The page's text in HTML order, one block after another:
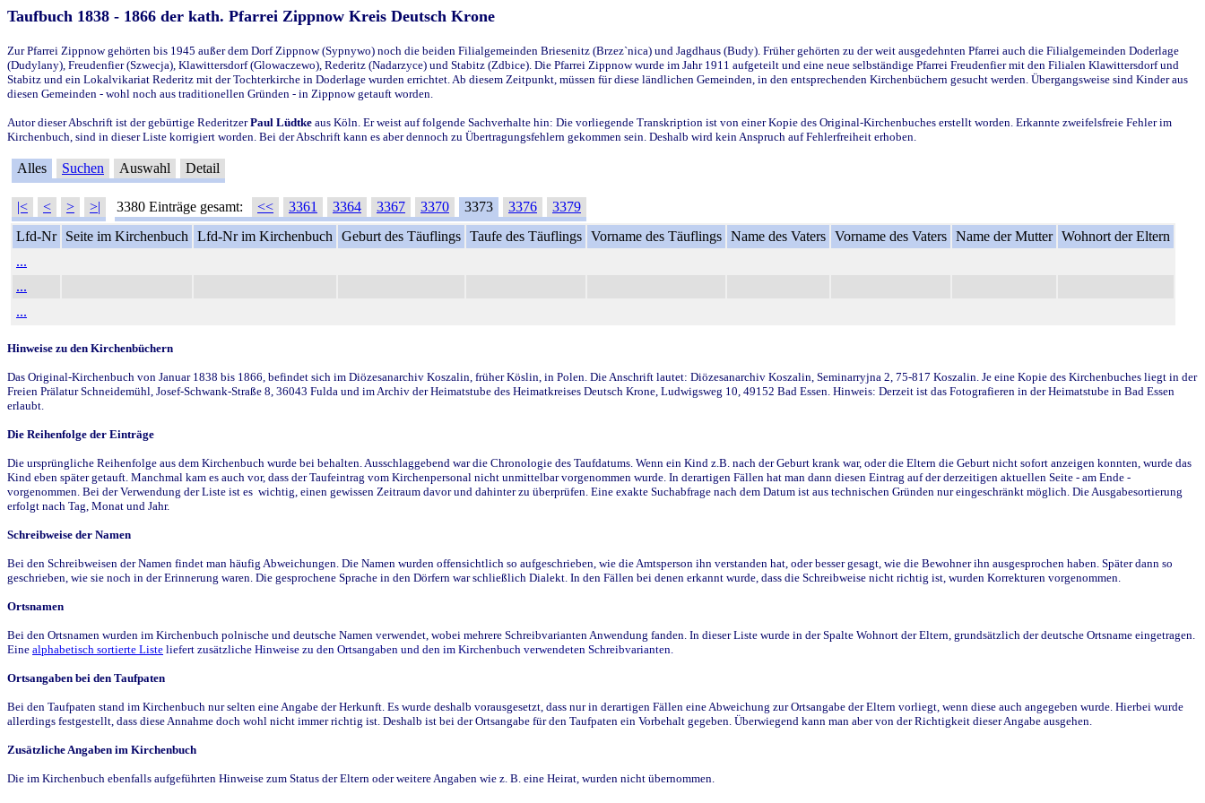
Taufbuch 1838 - 1866 der kath. Pfarrei Zippnow Kreis Deutsch Krone
Zur Pfarrei Zippnow gehörten bis 1945 außer dem Dorf Zippnow (Sypnywo) noch die beiden Filialgemeinden Briesenitz (Brzez`nica) und Jagdhaus (Budy). Früher gehörten zu der weit ausgedehnten Pfarrei auch die Filialgemeinden Doderlage
(Dudylany), Freudenfier (Szwecja), Klawittersdorf (Glowaczewo), Rederitz (Nadarzyce) und Stabitz (Zdbice). Die Pfarrei Zippnow wurde im Jahr 1911 aufgeteilt und eine neue selbständige Pfarrei Freudenfier mit den Filialen Klawittersdorf und
Stabitz und ein Lokalvikariat Rederitz mit der Tochterkirche in Doderlage wurden errichtet. Ab diesem Zeitpunkt, müssen für diese ländlichen Gemeinden, in den entsprechenden Kirchenbüchern gesucht werden. Übergangsweise sind Kinder aus
diesen Gemeinden - wohl noch aus traditionellen Gründen - in Zippnow getauft worden.
Autor dieser Abschrift ist der gebürtige RederitzerPaul Lüdtke aus Köln. Er weist auf folgende Sachverhalte hin: Die vorliegende Transkription ist von einer Kopie des Original-Kirchenbuches erstellt worden. Erkannte zweifelsfreie Fehler im
Kirchenbuch, sind in dieser Liste korrigiert worden. Bei der Abschrift kann es aber dennoch zu Übertragungsfehlern gekommen sein. Deshalb wird kein Anspruch auf Fehlerfreiheit erhoben.
Alles Suchen Auswahl Detail
|< < > >| 3380 Einträge gesamt: << 3361 3364 3367 3370 3373 3376
3379
Lfd-Nr
Seite im Kirchenbuch Lfd-Nr im Kirchenbuch Geburt des Täuflings Taufe des Täuflings Vorname des Täuflings Name des Vaters Vorname des Vaters Name der Mutter Wohnort der Eltern
...
...
...
Hinweise zu den Kirchenbüchern
Das Original-Kirchenbuch von Januar 1838 bis 1866, befindet sich im Diözesanarchiv Koszalin, früher Köslin, in Polen. Die Anschrift lautet: Diözesanarchiv Koszalin, Seminarryjna 2, 75-817 Koszalin. Je eine Kopie des Kirchenbuches liegt in der
Freien Prälatur Schneidemühl, Josef-Schwank-Straße 8, 36043 Fulda und im Archiv der Heimatstube des Heimatkreises Deutsch Krone, Ludwigsweg 10, 49152 Bad Essen. Hinweis: Derzeit ist das Fotografieren in der Heimatstube in Bad Essen
erlaubt.
Die Reihenfolge der Einträge
Die ursprüngliche Reihenfolge aus dem Kirchenbuch wurde bei behalten. Ausschlaggebend war die Chronologie des Taufdatums. Wenn ein Kind z.B. nach der Geburt krank war, oder die Eltern die Geburt nicht sofort anzeigen konnten, wurde das
Kind eben später getauft. Manchmal kam es auch vor, dass der Taufeintrag vom Kirchenpersonal nicht unmittelbar vorgenommen wurde. In derartigen Fällen hat man dann diesen Eintrag auf der derzeitigen aktuellen Seite - am Ende -
vorgenommen. Bei der Verwendung der Liste ist es wichtig, einen gewissen Zeitraum davor und dahinter zu überprüfen. Eine exakte Suchabfrage nach dem Datum ist aus technischen Gründen nur eingeschränkt möglich. Die Ausgabesortierung
erfolgt nach Tag, Monat und Jahr.
Schreibweise der Namen
Bei den Schreibweisen der Namen findet man häufig Abweichungen. Die Namen wurden offensichtlich so aufgeschrieben, wie die Amtsperson ihn verstanden hat, oder besser gesagt, wie die Bewohner ihn ausgesprochen haben. Später dann so
geschrieben, wie sie noch in der Erinnerung waren. Die gesprochene Sprache in den Dörfern war schließlich Dialekt. In den Fällen bei denen erkannt wurde, dass die Schreibweise nicht richtig ist, wurden Korrekturen vorgenommen.
Ortsnamen
Bei den Ortsnamen wurden im Kirchenbuch polnische und deutsche Namen verwendet, wobei mehrere Schreibvarianten Anwendung fanden. In dieser Liste wurde in der Spalte Wohnort der Eltern, grundsätzlich der deutsche Ortsname eingetragen.
Eine alphabetisch sortierte Liste liefert zusätzliche Hinweise zu den Ortsangaben und den im Kirchenbuch verwendeten Schreibvarianten.
Ortsangaben bei den Taufpaten
Bei den Taufpaten stand im Kirchenbuch nur selten eine Angabe der Herkunft. Es wurde deshalb vorausgesetzt, dass nur in derartigen Fällen eine Abweichung zur Ortsangabe der Eltern vorliegt, wenn diese auch angegeben wurde. Hierbei wurde
allerdings festgestellt, dass diese Annahme doch wohl nicht immer richtig ist. Deshalb ist bei der Ortsangabe für den Taufpaten ein Vorbehalt gegeben. Überwiegend kann man aber von der Richtigkeit dieser Angabe ausgehen.
Zusätzliche Angaben im Kirchenbuch
Die im Kirchenbuch ebenfalls aufgeführten Hinweise zum Status der Eltern oder weitere Angaben wie z. B. eine Heirat, wurden nicht übernommen.